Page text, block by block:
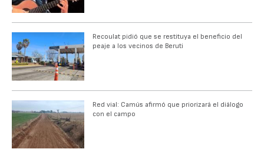
Recoulat pidió que se restituya el beneficio del
peaje a los vecinos de Beruti
Red vial: Camús afirmó que priorizará el diálogo
con el campo